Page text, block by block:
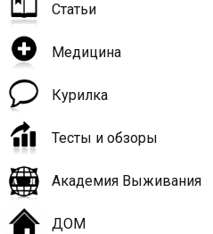
Статьи
Медицина
Курилка
Тесты и обзоры
Академия Выживания
ДОМ